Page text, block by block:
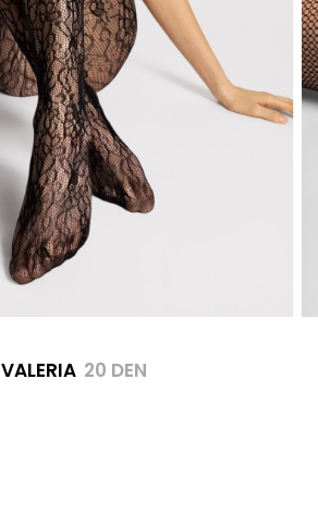
VALERIA 20 DEN